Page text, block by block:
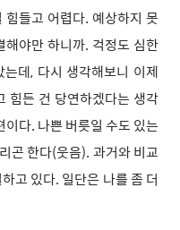
들고 어렵다. 예상하지 못
야만 하니까. 걱정도 심한
데, 다시 생각해보니 이제
힘든 건 당연하겠다는 생각
다. 나쁜 버릇일 수도 있는
곤 한다(웃음). 과거와 비교
고 있다. 일단은 나를 좀 더